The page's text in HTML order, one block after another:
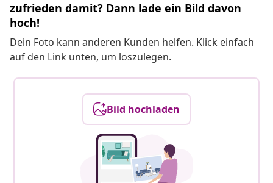
zufrieden damit? Dann lade ein Bild davon
hoch!
Dein Foto kann anderen Kunden helfen. Klick einfach
auf den Link unten, um loszulegen.
Bild hochladen